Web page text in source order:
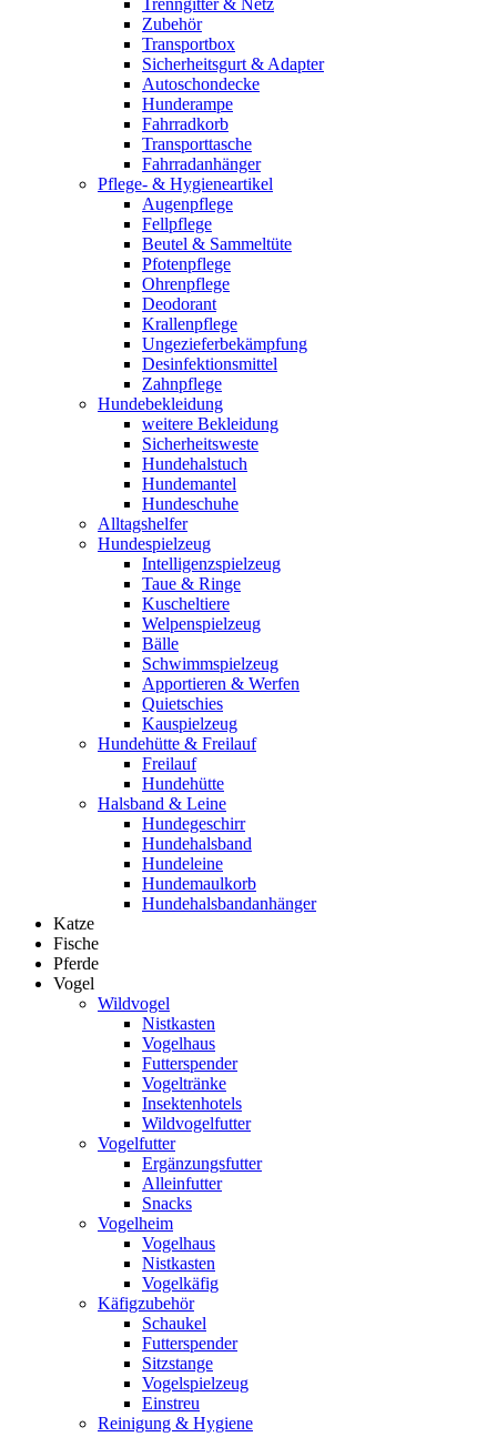
Trenngitter & Netz
Zubehör
Transportbox
Sicherheitsgurt & Adapter
Autoschondecke
Hunderampe
Fahrradkorb
Transporttasche
Fahrradanhänger
Pflege- & Hygieneartikel
Augenpflege
Fellpflege
Beutel & Sammeltüte
Pfotenpflege
Ohrenpflege
Deodorant
Krallenpflege
Ungezieferbekämpfung
Desinfektionsmittel
Zahnpflege
Hundebekleidung
weitere Bekleidung
Sicherheitsweste
Hundehalstuch
Hundemantel
Hundeschuhe
Alltagshelfer
Hundespielzeug
Intelligenzspielzeug
Taue & Ringe
Kuscheltiere
Welpenspielzeug
Bälle
Schwimmspielzeug
Apportieren & Werfen
Quietschies
Kauspielzeug
Hundehütte & Freilauf
Freilauf
Hundehütte
Halsband & Leine
Hundegeschirr
Hundehalsband
Hundeleine
Hundemaulkorb
Hundehalsbandanhänger
Katze
Fische
Pferde
Vogel
Wildvogel
Nistkasten
Vogelhaus
Futterspender
Vogeltränke
Insektenhotels
Wildvogelfutter
Vogelfutter
Ergänzungsfutter
Alleinfutter
Snacks
Vogelheim
Vogelhaus
Nistkasten
Vogelkäfig
Käfigzubehör
Schaukel
Futterspender
Sitzstange
Vogelspielzeug
Einstreu
Reinigung & Hygiene